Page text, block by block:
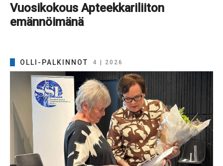
Vuosikokous Apteekkariliiton
emännöimänä
OLLI-PALKINNOT 4 | 2026